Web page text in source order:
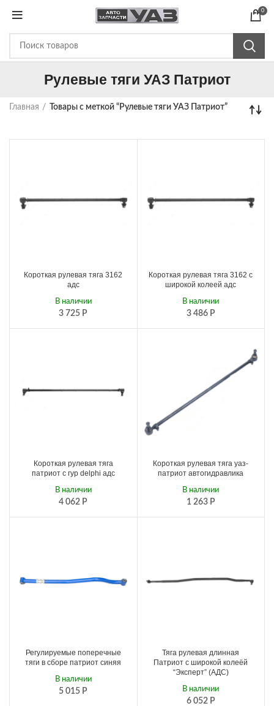
0
Рулевые тяги УАЗ Патриот
Главная Товары с меткой “Рулевые тяги УАЗ Патриот”
Короткая рулевая тяга 3162
адс
3 725 Р
В наличии
Короткая рулевая тяга 3162 с
широкой колеей адс
3 486 Р
В наличии
Короткая рулевая тяга
патриот с гур delphi адс
4 062 Р
В наличии
Короткая рулевая тяга уаз-
патриот автогидравлика
1 263 Р
В наличии
Регулируемые поперечные
тяги в сборе патриот синяя
5 015 Р
В наличии
Тяга рулевая длинная
Патриот с широкой колеёй
“Эксперт” (АДС)
6 052 Р
В наличии